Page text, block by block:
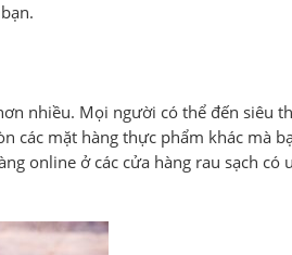
nhiều. Mọi người có thể đến siêu
các mặt hàng thực phẩm khác mà
online ở các cửa hàng rau sạch có